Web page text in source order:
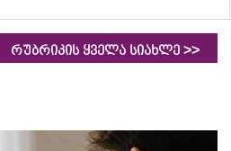
რუბრიკის ყველა სიახლე >>